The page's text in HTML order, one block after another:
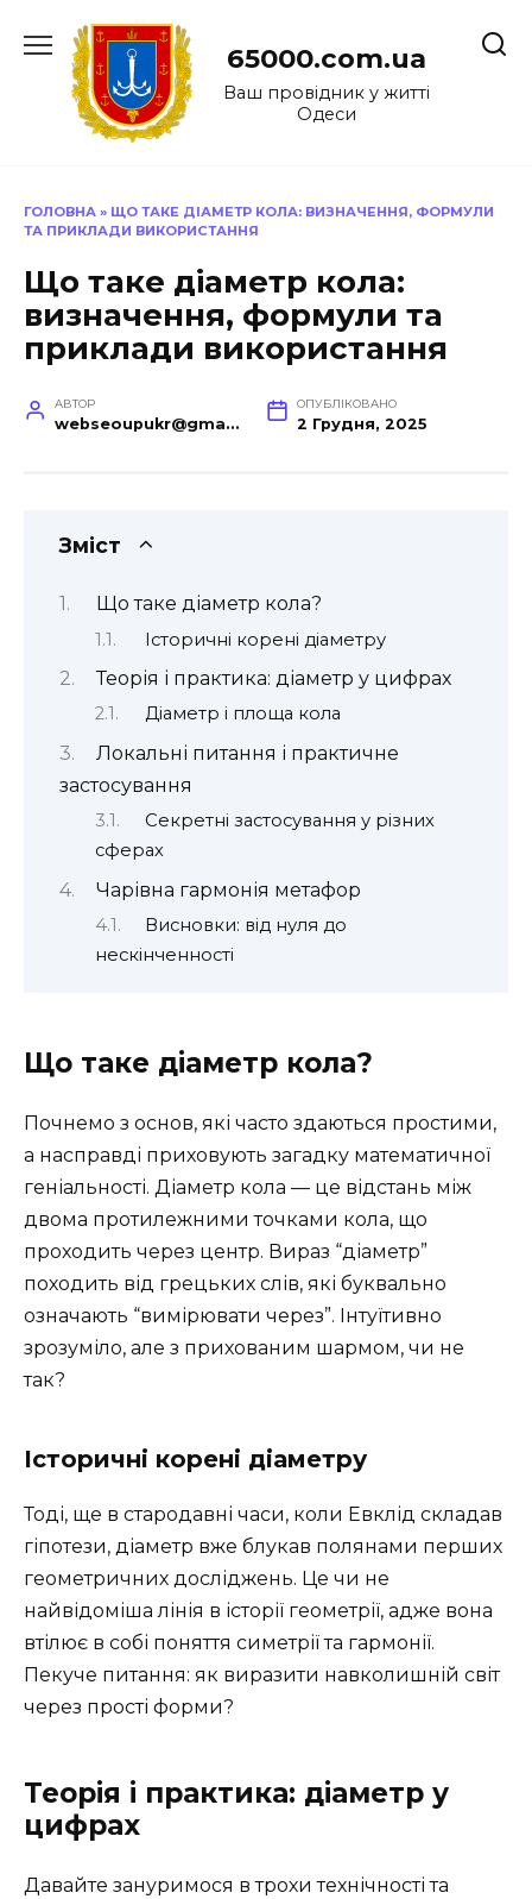
до
65000.com.ua
Ваш провідник у житті
Одеси
ГОЛОВНА » ЩО ТАКЕ ДІАМЕТР КОЛА: ВИЗНАЧЕННЯ, ФОРМУЛИ
ТА ПРИКЛАДИ ВИКОРИСТАННЯ
Що таке діаметр кола:
визначення, формули та
приклади використання
АВТОР
webseoupukr@gmail.com
ОПУБЛІКОВАНО
2 Грудня, 2025
Зміст
Що таке діаметр кола?
Історичні корені діаметру
Теорія і практика: діаметр у цифрах
Діаметр і площа кола
Локальні питання і практичне
застосування
Секретні застосування у різних
сферах
Чарівна гармонія метафор
Висновки: від нуля до
нескінченності
Що таке діаметр кола?
Почнемо з основ, які часто здаються простими,
а насправді приховують загадку математичної
геніальності. Діаметр кола — це відстань між
двома протилежними точками кола, що
проходить через центр. Вираз “діаметр”
походить від грецьких слів, які буквально
означають “вимірювати через”. Інтуїтивно
зрозуміло, але з прихованим шармом, чи не
так?
Історичні корені діаметру
Тоді, ще в стародавні часи, коли Евклід складав
гіпотези, діаметр вже блукав полянами перших
геометричних досліджень. Це чи не
найвідоміша лінія в історії геометрії, адже вона
втілює в собі поняття симетрії та гармонії.
Пекуче питання: як виразити навколишній світ
через прості форми?
Теорія і практика: діаметр у
цифрах
Давайте зануримося в трохи технічності та